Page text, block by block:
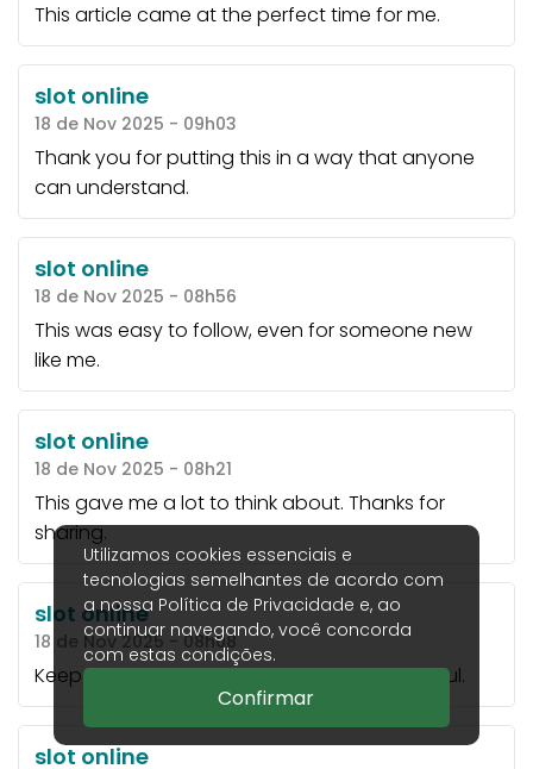
This article came at the perfect time for me.
slot online
18 de Nov 2025 - 09h03
Thank you for putting this in a way that anyone
can understand.
slot online
18 de Nov 2025 - 08h56
This was easy to follow, even for someone new
like me.
slot online
18 de Nov 2025 - 08h21
This gave me a lot to think about. Thanks for
sharing.
slot online
18 de Nov 2025 - 08h08
Keep writing! Your content is always so helpful.
slot online
Utilizamos cookies essenciais e
tecnologias semelhantes de acordo com
a nossa Política de Privacidade e, ao
continuar navegando, você concorda
com estas condições.
Confirmar